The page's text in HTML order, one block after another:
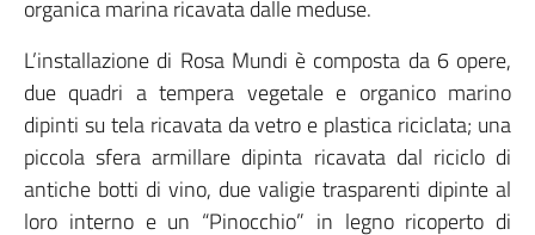
organica marina ricavata dalle meduse.
L’installazione di Rosa Mundi è composta da 6 opere,
due quadri a tempera vegetale e organico marino
dipinti su tela ricavata da vetro e plastica riciclata; una
piccola sfera armillare dipinta ricavata dal riciclo di
antiche botti di vino, due valigie trasparenti dipinte al
loro interno e un “Pinocchio” in legno ricoperto di